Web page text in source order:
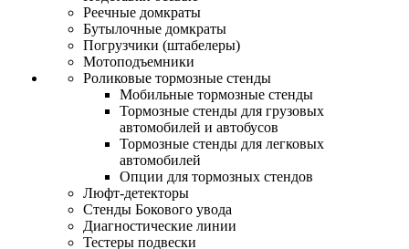
Реечные домкраты
Бутылочные домкраты
Погрузчики (штабелеры)
Мотоподъемники
Роликовые тормозные стенды
Мобильные тормозные стенды
Тормозные стенды для грузовых
автомобилей и автобусов
Тормозные стенды для легковых
автомобилей
Опции для тормозных стендов
Люфт-детекторы
Стенды Бокового увода
Диагностические линии
Тестеры подвески